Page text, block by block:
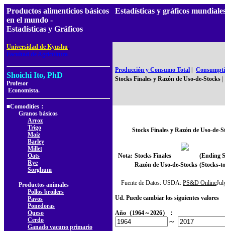
Productos alimenticios básicos
en el mundo -
Estadísticas y Gráficos
Universidad de Kyushu,
Facultad de Agricultura
Shoichi Ito, PhD
Profesor
Economista.
■Comodities：
Granos básicos
Arroz
Trigo
Maíz
Barley
Millet
Oats
Rye
Sorghum
Productos animales
Pollos broilers
Pavos
Ponedoras
Queso
Cerdo
Ganado vacuno primario
Estadísticas y gráficos
Producción y Consumo Total
Stocks Finales y Razón de Uso-de-Stocks
Stocks Finales y Razón de Uso-de-
Nota: Stocks Finales
(Ending
Razón de Uso-de-Stocks (Stocks-
Fuente de Datos: USDA: PS&D Online
Ud. Puede cambiar los siguientes valores
Año（1964～2026）：
～